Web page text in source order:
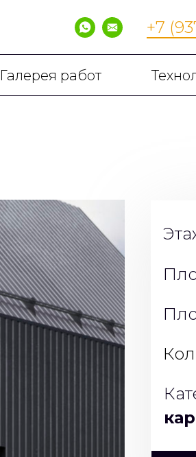
+7
Галерея работ